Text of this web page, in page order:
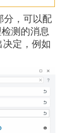
分，可以配
测的消息
定，例如